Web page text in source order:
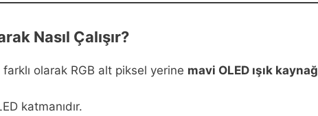
Nasıl Çalışır?
olarak RGB alt piksel yerine mavi OLED ışık
katmanıdır.